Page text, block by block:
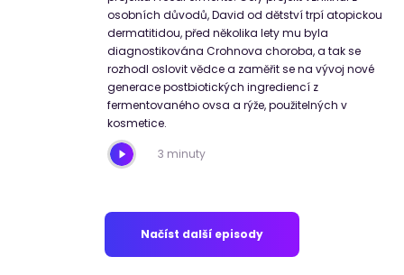
osobních důvodů, David od dětství trpí atopickou
dermatitidou, před několika lety mu byla
diagnostikována Crohnova choroba, a tak se
rozhodl oslovit vědce a zaměřit se na vývoj nové
generace postbiotických ingrediencí z
fermentovaného ovsa a rýže, použitelných v
kosmetice.
3 minuty
Načíst další episody